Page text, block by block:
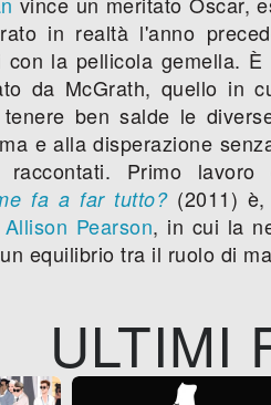
in realtà l'anno
con la pellicola gemella.
da McGrath, quello in
ben salde le
e alla disperazione
Primo
fa a far tutto?(2011) è,
Allison Pearson, in cui la
equilibrio tra il ruolo di
ULTIMI